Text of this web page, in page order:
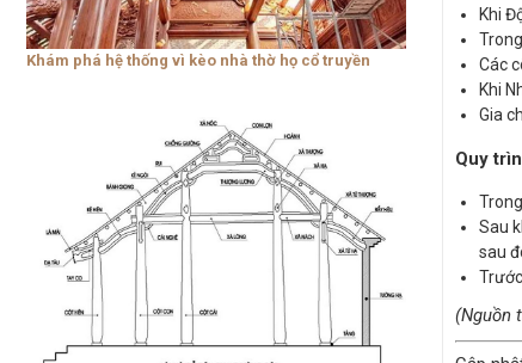
Khi
Các
Khi
Gia
Quy
Sau
sau
(Nguồn
Khám phá hệ thống vì kèo nhà thờ họ cổ truyền